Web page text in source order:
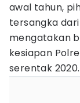
awal tahun,
tersangka
mengatakan
kesiapan
serentak 2020.